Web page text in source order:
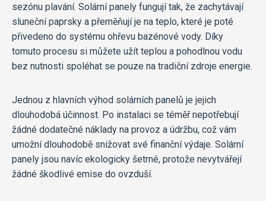
sezónu plavání. Solární panely fungují tak, že zachytávají
sluneční paprsky a přeměňují je na teplo, které je poté
přivedeno do systému ohřevu bazénové vody. Díky
tomuto procesu si můžete užít teplou a pohodlnou vodu
bez nutnosti spoléhat se pouze na tradiční zdroje energie.
Jednou z hlavních výhod solárních panelů je jejich
dlouhodobá účinnost. Po instalaci se téměř nepotřebují
žádné dodatečné náklady na provoz a údržbu, což vám
umožní dlouhodobě snižovat své finanční výdaje. Solární
panely jsou navíc ekologicky šetrné, protože nevytvářejí
žádné škodlivé emise do ovzduší.